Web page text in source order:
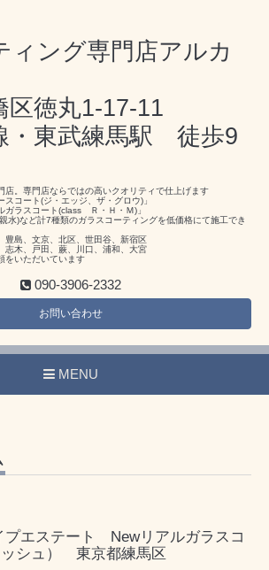
ィング専門店アルカ
区徳丸1-17-11
・東武練馬駅 徒歩9
店。専門店ならではの高いクオリティで仕上げます
コート(ジ・エッジ、ザ・グロウ)」
ガラスコート(class Ｒ・Ｈ・Ｍ)」
水)など計7種類のガラスコーティングを低価格にて施工でき
豊島、文京、北区、世田谷、新宿区
志木、戸田、蕨、川口、浦和、大宮
をいただいています
090-3906-2332
お問い合わせ
MENU
プエステート Newリアルガラスコ
ッシュ） 東京都練馬区